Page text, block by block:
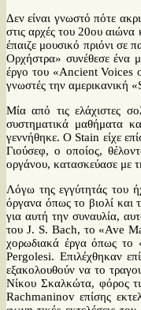
Δεν είναι γνωστό πότε
στις αρχές του 20ου
έπαιζε μουσικό πριόνι σε
Ορχήστρα» συνέθεσε ένα
έργο του «Ancient Voices
γνωστές την αμερικανική
Μία από τις ελάχιστες
συστηματικά μαθήματα
γεννήθηκε. O Stain είχε
Γιούσεφ, ο οποίος,
οργάνου, κατασκεύασε με
Λόγω της εγγύτητάς του
όργανα όπως το βιολί και
για αυτή την συναυλία,
του J. S. Bach, το «Ave
χορωδιακά έργα όπως
Pergolesi. Επιλέχθηκαν
εξακολουθούν να το
Νίκου Σκαλκώτα, φόρος
Rachmaninov επίσης